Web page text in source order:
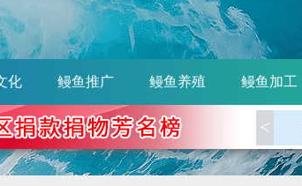
化 鳗鱼推广 鳗鱼养殖 鳗鱼加工
<